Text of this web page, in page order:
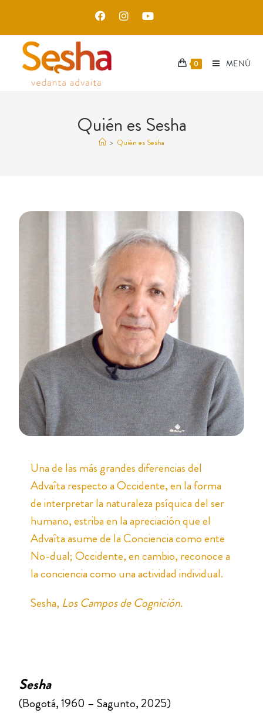
0 MENÚ
Quién es Sesha
> Quién es Sesha
Una de las más grandes diferencias del
Advaîta respecto a Occidente, en la forma
de interpretar la naturaleza psíquica del ser
humano, estriba en la apreciación que el
Advaîta asume de la Conciencia como ente
No-dual; Occidente, en cambio, reconoce a
la conciencia como una actividad individual.
Sesha, Los Campos de Cognición.
Sesha
(Bogotá, 1960 – Sagunto, 2025)